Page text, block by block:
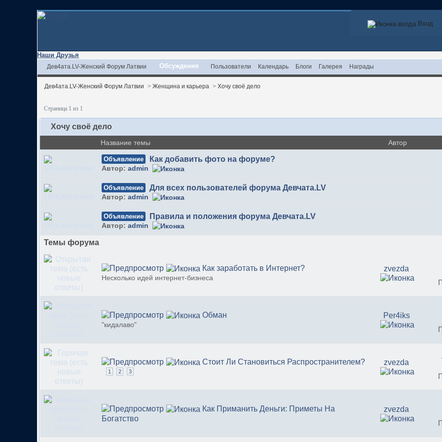
Вход
Наши Друзья
Дев4ата.LV-Женский Форум Латвии Обсуждения Пользователи Календарь Блоги Галерея Награды
Дев4ата.LV-Женский Форум Латвии > Женщина и карьера > Хочу своё дело
Страница 1 из 1
Хочу своё дело
Название темы Автор
Объявление Как добавить фото на форуме?
Автор:admin
Объявление Для всех пользователей форума Девчата.LV
Автор:admin
Объявление Правила и положения форума Девчата.LV
Автор:admin
Темы форума
Как заработать в Интернет?
Несколько идей интернет-бизнеса
zvezda
Обман
"кидалаво"
Per4iks
Cтоит Ли Становиться Распространителем?
1 2 3
zvezda
Как Приманить Деньги: Приметы На
Богатство
zvezda